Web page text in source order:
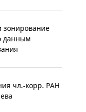
зонирование
данным
чл.-корр. РАН